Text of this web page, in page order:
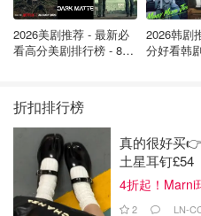
Shein上有超多的大牌鞋子平
己也试着买了几双，说实话
快报的折扣，我们也会跟大家
点击进入鞋子专区
2026美剧推荐 - 最新必
看高分美剧排行榜 - 8月
2026韩剧
分好看韩
折扣排行榜
真的很好买
土星耳钉£54
4折起！Marni
2 LN-